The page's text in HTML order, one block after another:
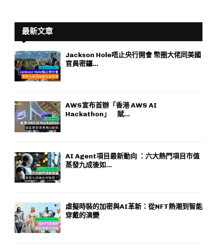
分
頁最新文章
Jackson Hole唔止央行開會 幣圈大佬同美國
官員密鑼...
AWS宣布首辦「香港 AWS AI
Hackathon」 賦...
AI Agent項目最新動向 ：六大熱門項目市值
蒸發九成後如...
虛擬時裝的加密與AI革新：從NFT熱潮到智能
穿戴的演變